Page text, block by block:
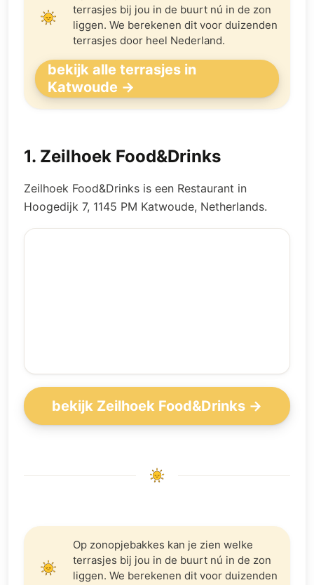
terrasjes bij jou in de buurt nú in de zon
liggen. We berekenen dit voor duizenden
terrasjes door heel Nederland.
bekijk alle terrasjes in
Katwoude →
1. Zeilhoek Food&Drinks
Zeilhoek Food&Drinks is een Restaurant in
Hoogedijk 7, 1145 PM Katwoude, Netherlands.
bekijk Zeilhoek Food&Drinks →
Op zonopjebakkes kan je zien welke
terrasjes bij jou in de buurt nú in de zon
liggen. We berekenen dit voor duizenden